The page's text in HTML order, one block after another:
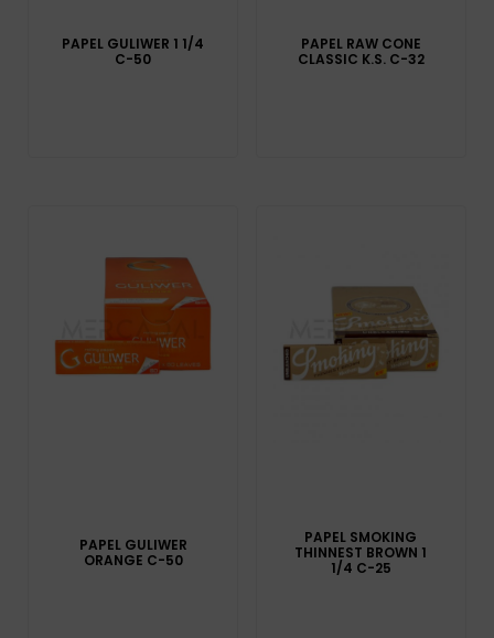
PAPEL GULIWER 1 1/4
C-50
PAPEL RAW CONE
CLASSIC K.S. C-32
PAPEL GULIWER
ORANGE C-50
PAPEL SMOKING
THINNEST BROWN 1
1/4 C-25